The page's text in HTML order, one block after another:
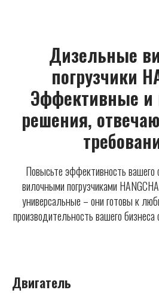
Дизельные
погрузчики
Эффективные
решения,
Повысьте эффективность
вилочными погрузчиками
универсальные – они готовы к
производительность вашего
Двигатель